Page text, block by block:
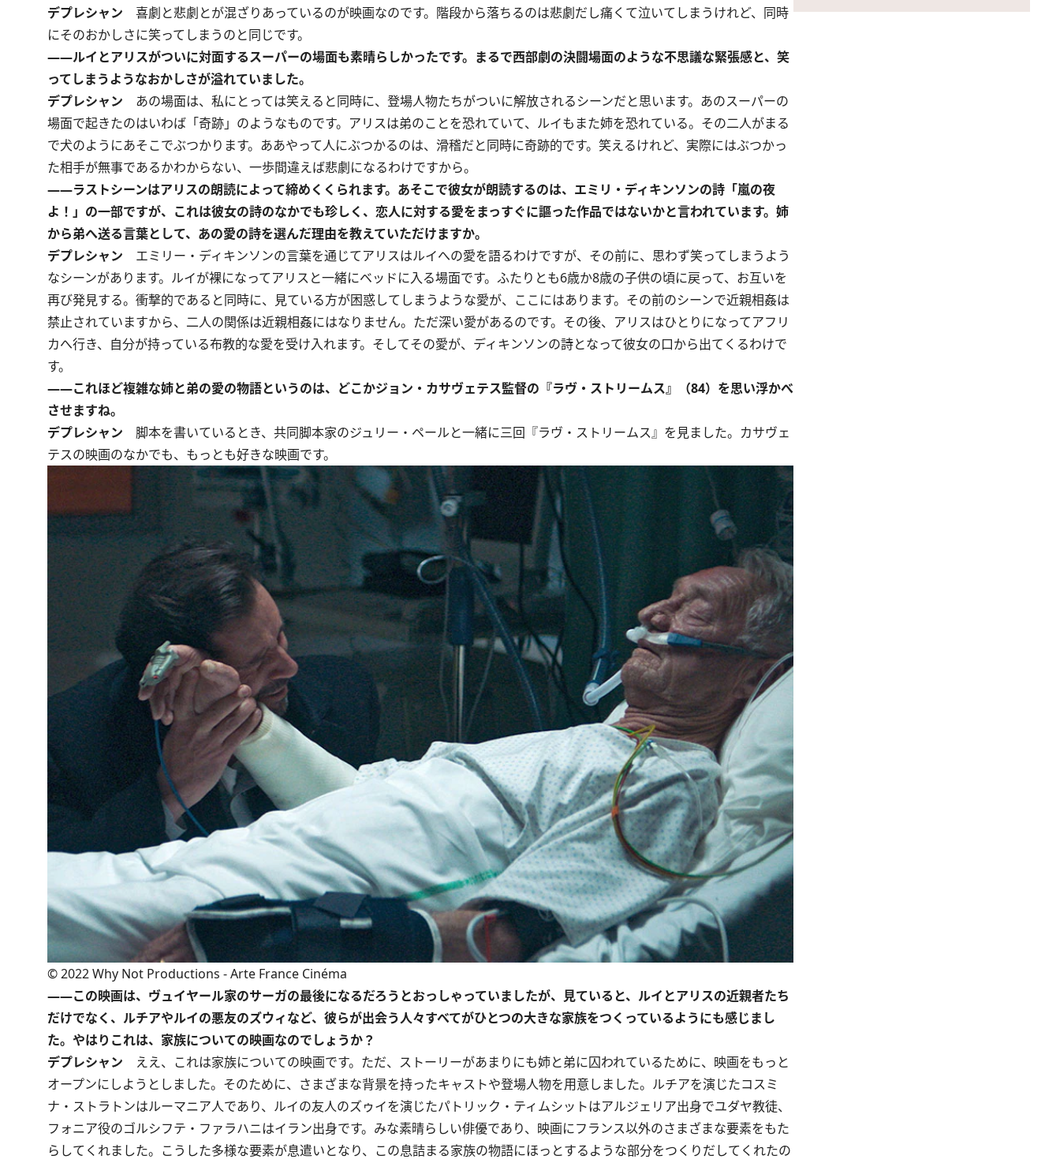
デプレシャン 喜劇と悲劇とが混ざりあっているのが映画なのです。階段から落ちるのは悲劇だし痛くて泣いてしまうけれど、同時
にそのおかしさに笑ってしまうのと同じです。
――ルイとアリスがついに対面するスーパーの場面も素晴らしかったです。まるで西部劇の決闘場面のような不思議な緊張感と、笑
ってしまうようなおかしさが溢れていました。
デプレシャン あの場面は、私にとっては笑えると同時に、登場人物たちがついに解放されるシーンだと思います。あのスーパーの
場面で起きたのはいわば「奇跡」のようなものです。アリスは弟のことを恐れていて、ルイもまた姉を恐れている。その二人がまる
で犬のようにあそこでぶつかります。ああやって人にぶつかるのは、滑稽だと同時に奇跡的です。笑えるけれど、実際にはぶつかっ
た相手が無事であるかわからない、一歩間違えば悲劇になるわけですから。
――ラストシーンはアリスの朗読によって締めくくられます。あそこで彼女が朗読するのは、エミリ・ディキンソンの詩「嵐の夜
よ！」の一部ですが、これは彼女の詩のなかでも珍しく、恋人に対する愛をまっすぐに謳った作品ではないかと言われています。姉
から弟へ送る言葉として、あの愛の詩を選んだ理由を教えていただけますか。
デプレシャン エミリー・ディキンソンの言葉を通じてアリスはルイへの愛を語るわけですが、その前に、思わず笑ってしまうよう
なシーンがあります。ルイが裸になってアリスと一緒にベッドに入る場面です。ふたりとも6歳か8歳の子供の頃に戻って、お互いを
再び発見する。衝撃的であると同時に、見ている方が困惑してしまうような愛が、ここにはあります。その前のシーンで近親相姦は
禁止されていますから、二人の関係は近親相姦にはなりません。ただ深い愛があるのです。その後、アリスはひとりになってアフリ
カへ行き、自分が持っている布教的な愛を受け入れます。そしてその愛が、ディキンソンの詩となって彼女の口から出てくるわけで
す。
――これほど複雑な姉と弟の愛の物語というのは、どこかジョン・カサヴェテス監督の『ラヴ・ストリームス』（84）を思い浮かべ
させますね。
デプレシャン 脚本を書いているとき、共同脚本家のジュリー・ペールと一緒に三回『ラヴ・ストリームス』を見ました。カサヴェ
テスの映画のなかでも、もっとも好きな映画です。
©︎ 2022 Why Not Productions - Arte France Cinéma
――この映画は、ヴュイヤール家のサーガの最後になるだろうとおっしゃっていましたが、見ていると、ルイとアリスの近親者たち
だけでなく、ルチアやルイの悪友のズウィなど、彼らが出会う人々すべてがひとつの大きな家族をつくっているようにも感じまし
た。やはりこれは、家族についての映画なのでしょうか？
デプレシャン ええ、これは家族についての映画です。ただ、ストーリーがあまりにも姉と弟に囚われているために、映画をもっと
オープンにしようとしました。そのために、さまざまな背景を持ったキャストや登場人物を用意しました。ルチアを演じたコスミ
ナ・ストラトンはルーマニア人であり、ルイの友人のズゥイを演じたパトリック・ティムシットはアルジェリア出身でユダヤ教徒、
フォニア役のゴルシフテ・ファラハニはイラン出身です。みな素晴らしい俳優であり、映画にフランス以外のさまざまな要素をもた
らしてくれました。こうした多様な要素が息遣いとなり、この息詰まる家族の物語にほっとするような部分をつくりだしてくれたの